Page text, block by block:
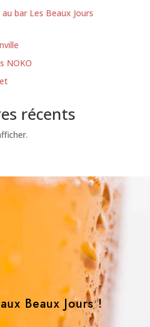
bar Les Beaux Jours
NOKO
récents
Beaux Jours !